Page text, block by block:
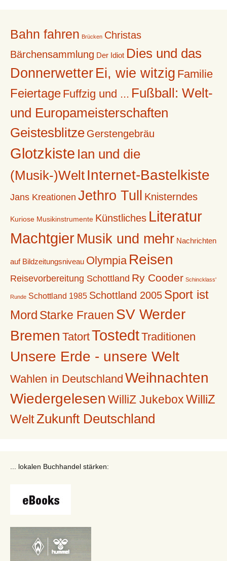
Bahn fahren Brücken Christas
Bärchensammlung Der Idiot Dies und das
Donnerwetter Ei, wie witzig Familie
Feiertage Fuffzig und ... Fußball: Welt-
und Europameisterschaften
Geistesblitze Gerstengebräu
Glotzkiste Ian und die
(Musik-)Welt Internet-Bastelkiste
Jans Kreationen Jethro Tull Knisterndes
Kuriose Musikinstrumente Künstliches Literatur
MachtgierMusik und mehr Nachrichten
auf Bildzeitungsniveau Olympia Reisen
Reisevorbereitung Schottland Ry Cooder Schincklass'
Runde Schottland 1985 Schottland 2005 Sport ist
Mord Starke Frauen SV Werder
Bremen TatortTostedtTraditionen
Unsere Erde - unsere Welt
Wahlen in Deutschland Weihnachten
Wiedergelesen WilliZ Jukebox WilliZ
WeltZukunft Deutschland
... lokalen Buchhandel stärken: